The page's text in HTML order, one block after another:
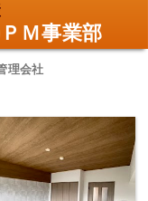
Ｍ事業部
理会社